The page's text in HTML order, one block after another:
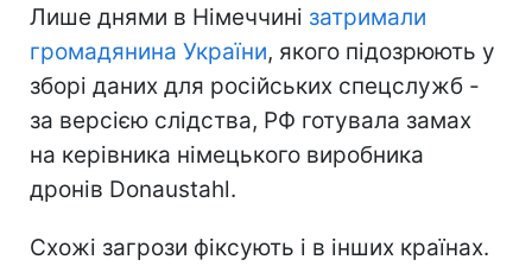
Лише днями в Німеччині затримали
громадянина України, якого підозрюють у
зборі даних для російських спецслужб -
за версією слідства, РФ готувала замах
на керівника німецького виробника
дронів Donaustahl.
Схожі загрози фіксують і в інших країнах.